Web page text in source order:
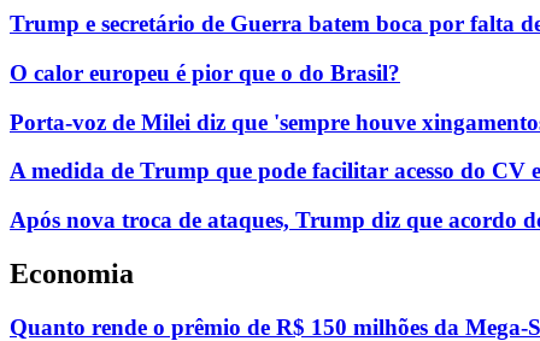
Trump e secretário de Guerra batem boca por falta
O calor europeu é pior que o do Brasil?
Porta-voz de Milei diz que 'sempre houve
A medida de Trump que pode facilitar acesso do CV
Após nova troca de ataques, Trump diz que acordo
Economia
Quanto rende o prêmio de R$ 150 milhões da Mega-